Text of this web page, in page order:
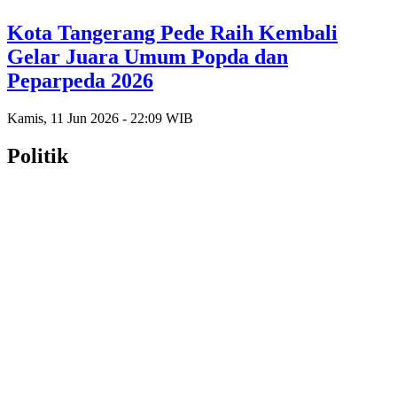
Kota Tangerang Pede Raih Kembali
Gelar Juara Umum Popda dan
Peparpeda 2026
Kamis, 11 Jun 2026 - 22:09 WIB
Politik